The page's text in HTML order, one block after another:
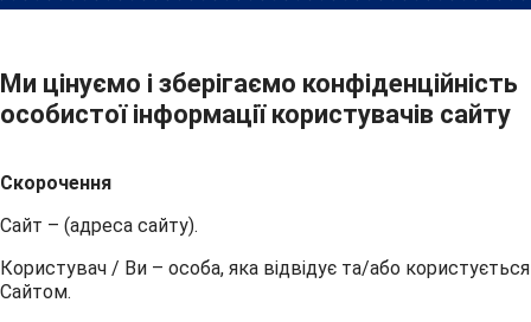
Ми цінуємо і зберігаємо конфіденційність
особистої інформації користувачів сайту
Скорочення
Сайт – (адреса сайту).
Користувач / Ви – особа, яка відвідує та/або користується
Сайтом.